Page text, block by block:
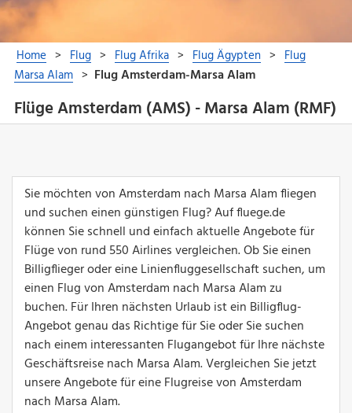
Flüge Amsterdam (AMS) - Marsa Alam (RMF)
Sie möchten von Amsterdam nach Marsa Alam fliegen
und suchen einen günstigen Flug? Auf fluege.de
können Sie schnell und einfach aktuelle Angebote für
Flüge von rund 550 Airlines vergleichen. Ob Sie einen
Billigflieger oder eine Linienfluggesellschaft suchen, um
einen Flug von Amsterdam nach Marsa Alam zu
buchen. Für Ihren nächsten Urlaub ist ein Billigflug-
Angebot genau das Richtige für Sie oder Sie suchen
nach einem interessanten Flugangebot für Ihre nächste
Geschäftsreise nach Marsa Alam. Vergleichen Sie jetzt
unsere Angebote für eine Flugreise von Amsterdam
nach Marsa Alam.